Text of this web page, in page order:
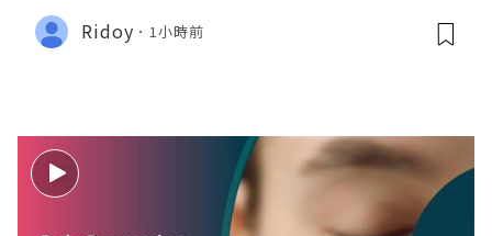
Ridoy 1小時前